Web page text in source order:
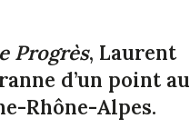
Progrès, Laurent
d’un point au
Rhône-Alpes.